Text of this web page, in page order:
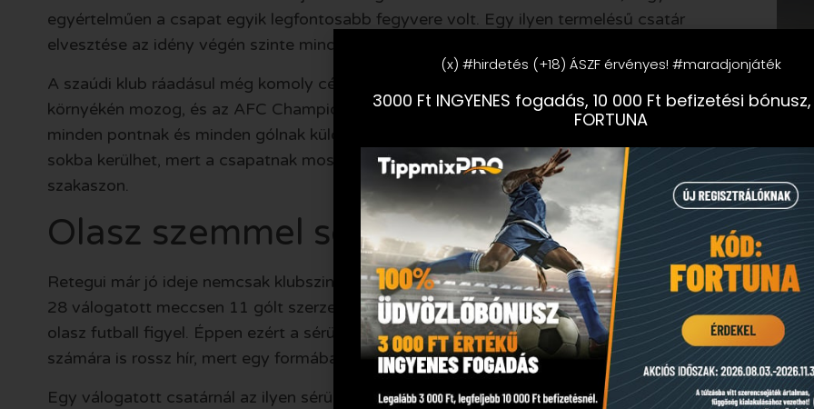
egyértelműen a csapat egyik legfontosabb fegyvere volt. Egy ilyen termelésű csatár
elvesztése az idény végén szinte minden taktikai tervet átír.
A szaúdi klub ráadásul még komoly célokért játszik. Az Al Qadsiah jelenleg a negyedik hely
környékén mozog, és az AFC Champions League Elite-indulásért harcol, így a hajrában
minden pontnak és minden gólnak külön súlya van. Retegui hiánya ebben a versenyben
sokba kerülhet, mert a csapatnak most a legjobb befejezője nélkül kell végigmennie az utolsó
szakaszon.
Olasz szemmel sem jó hír
Retegui már jó ideje nemcsak klubszinten, hanem az olasz válogatottnál is fontos név. Eddig
28 válogatott meccsen 11 gólt szerzett, vagyis egyértelműen olyan csatár lett, akire az
olasz futball figyel. Éppen ezért a sérülése túlmutat a szaúdi bajnokságon: ez Olaszország
számára is rossz hír, mert egy formában lévő, gólerős támadó esett ki hosszabb időre.
Egy válogatott csatárnál az ilyen sérülések mindig különösen érzékenyek. Nemcsak az a
(x) #hirdetés (+18) ÁSZF érvényes! #maradjonjáték
3000 Ft INGYENES fogadás, 10 000 Ft befizetési
FORTUNA